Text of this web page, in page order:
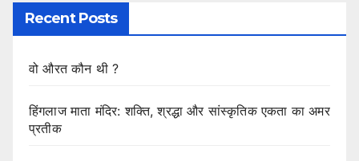
Recent Posts
वो औरत कौन थी ?
हिंगलाज माता मंदिर: शक्ति, श्रद्धा और सांस्कृतिक एकता का अमर
प्रतीक